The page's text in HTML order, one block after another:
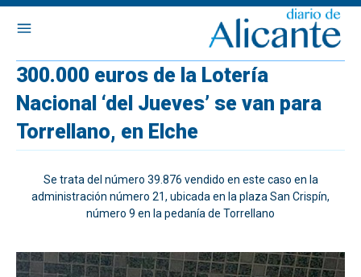
300.000 euros de la Lotería
Nacional ‘del Jueves’ se van para
Torrellano, en Elche
Se trata del número 39.876 vendido en este caso en la
administración número 21, ubicada en la plaza San Crispín,
número 9 en la pedanía de Torrellano